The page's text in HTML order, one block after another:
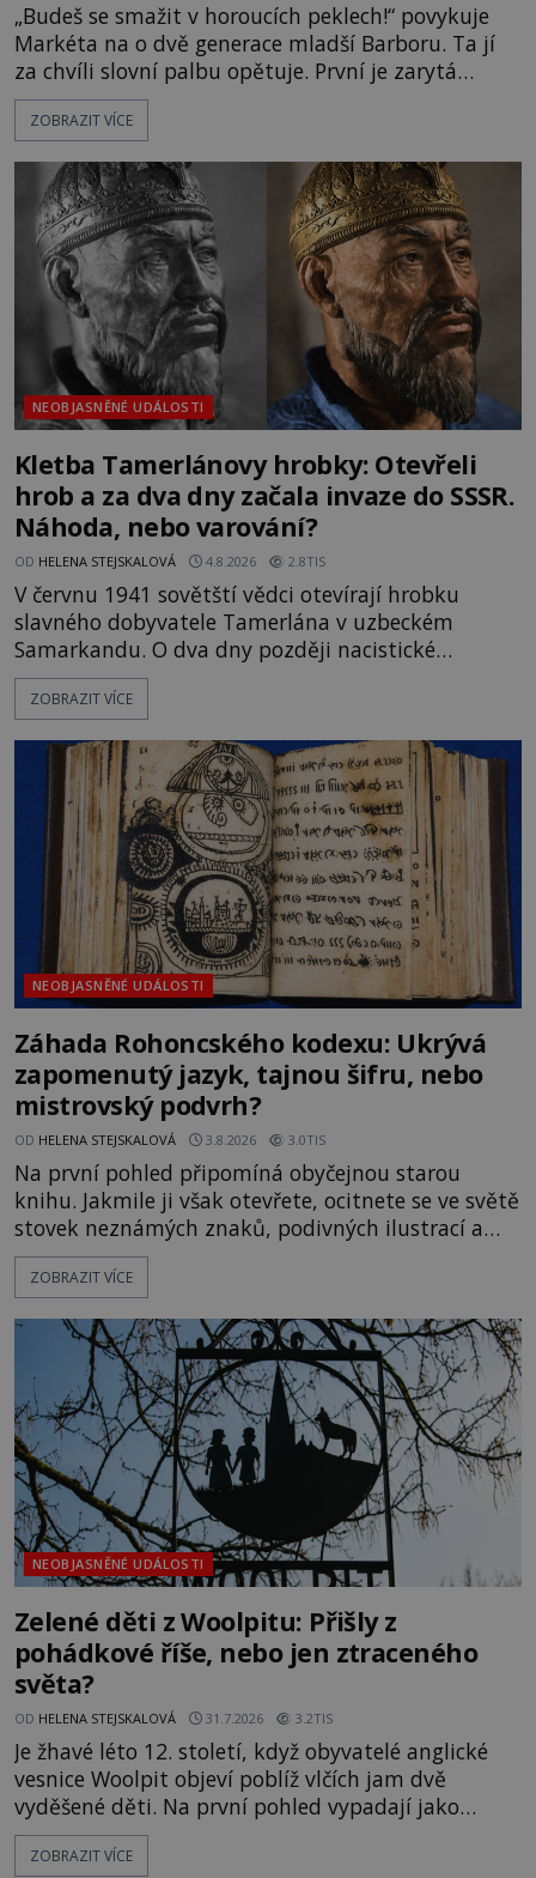
„Budeš se smažit v horoucích peklech!“ povykuje
Markéta na o dvě generace mladší Barboru. Ta jí
za chvíli slovní palbu opětuje. První je zarytá
katolička, druhá přesvědčená kališnice. A každá z
nich se usídlí na jedné z věží slavného hradu
mezi vůdce protihusitského boje. Za manželku má
skutečně jistou
ZOBRAZIT VÍCE
NEOBJASNĚNÉ UDÁLOSTI
Kletba Tamerlánovy hrobky: Otevřeli
hrob a za dva dny začala invaze do SSSR.
Náhoda, nebo varování?
OD HELENA STEJSKALOVÁ 4.8.2026 2.8TIS
V červnu 1941 sovětští vědci otevírají hrobku
slavného dobyvatele Tamerlána v uzbeckém
Samarkandu. O dva dny později nacistické
Německo zahajuje operaci Barbarossa a napadá
Sovětský svaz. Shoda dat je natolik zarážející, že se
na legendě něco pravdy, nebo jde jen o fascinující
souhru okolností? Když antropolog Michail
Gerasimov (1907-1970) a
ZOBRAZIT VÍCE
NEOBJASNĚNÉ UDÁLOSTI
Záhada Rohoncského kodexu: Ukrývá
zapomenutý jazyk, tajnou šifru, nebo
mistrovský podvrh?
OD HELENA STEJSKALOVÁ 3.8.2026 3.0TIS
Na první pohled připomíná obyčejnou starou
knihu. Jakmile ji však otevřete, ocitnete se ve světě
stovek neznámých znaků, podivných ilustrací a
textu, který už téměř dvě století vzdoruje všem
pokusům o rozluštění. Rohoncský kodex patří mezi
jistotou neví, kdo jej napsal, kdy vznikl ani co
vlastně vypráví. Rohoncský kodex se poprvé
objevuje v roce
ZOBRAZIT VÍCE
NEOBJASNĚNÉ UDÁLOSTI
Zelené děti z Woolpitu: Přišly z
pohádkové říše, nebo jen ztraceného
světa?
OD HELENA STEJSKALOVÁ 31.7.2026 3.2TIS
Je žhavé léto 12. století, když obyvatelé anglické
vesnice Woolpit objeví poblíž vlčích jam dvě
vyděšené děti. Na první pohled vypadají jako
každé jiné, až na jednu děsivou výjimku. Jejich
kůže má nazelenalý odstín, mluví
ZOBRAZIT VÍCE